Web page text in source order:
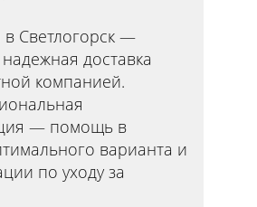
в Светлогорск —
доставка
компанией.
— помощь в
варианта и
по уходу за